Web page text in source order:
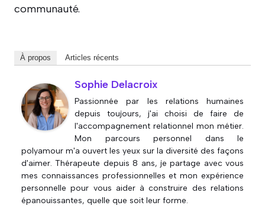
communauté.
À propos Articles récents
Sophie Delacroix
Passionnée par les relations humaines
depuis toujours, j'ai choisi de faire de
l'accompagnement relationnel mon métier.
Mon parcours personnel dans le
polyamour m'a ouvert les yeux sur la diversité des façons
d'aimer. Thérapeute depuis 8 ans, je partage avec vous
mes connaissances professionnelles et mon expérience
personnelle pour vous aider à construire des relations
épanouissantes, quelle que soit leur forme.